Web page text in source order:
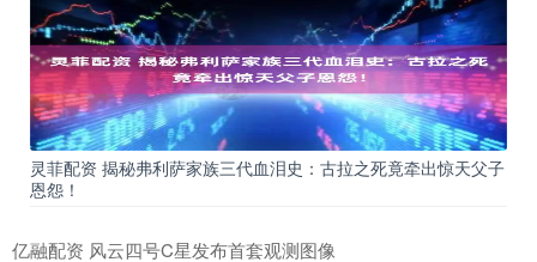
灵菲配资 揭秘弗利萨家族三代血泪史：古拉之死竟牵出惊天父子
恩怨！
亿融配资 风云四号C星发布首套观测图像